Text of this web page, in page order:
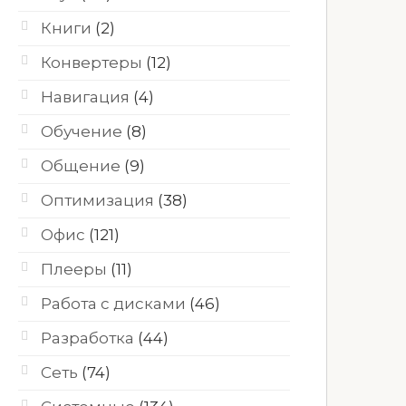
Книги (2)
Конвертеры (12)
Навигация (4)
Обучение (8)
Общение (9)
Оптимизация (38)
Офис (121)
Плееры (11)
Работа с дисками (46)
Разработка (44)
Сеть (74)